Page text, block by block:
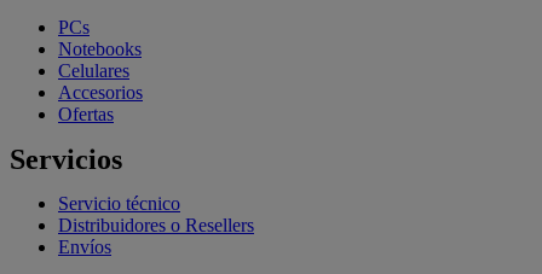
PCs
Notebooks
Celulares
Accesorios
Ofertas
Servicios
Servicio técnico
Distribuidores o Resellers
Envíos